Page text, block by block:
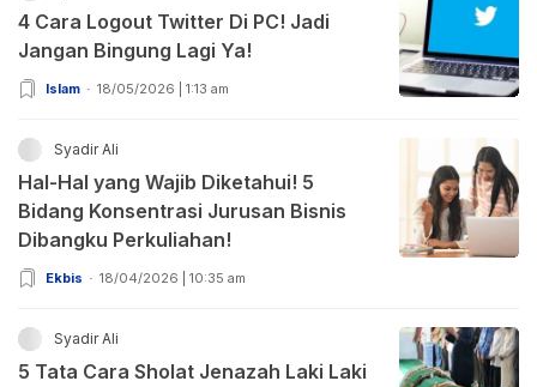
4 Cara Logout Twitter Di PC! Jadi
Jangan Bingung Lagi Ya!
Islam 18/05/2026 | 1:13 am
Syadir Ali
Hal-Hal yang Wajib Diketahui! 5
Bidang Konsentrasi Jurusan Bisnis
Dibangku Perkuliahan!
Ekbis 18/04/2026 | 10:35 am
Syadir Ali
5 Tata Cara Sholat Jenazah Laki Laki